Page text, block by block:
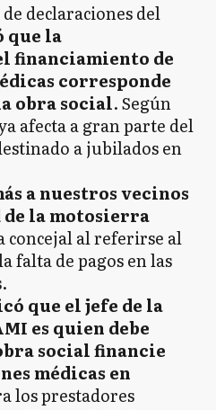
declaraciones del
que la
financiamiento de
corresponde
obra social. Según
afecta a gran parte del
a jubilados en
a nuestros vecinos
de la motosierra
concejal al referirse al
falta de pagos en las
que el jefe de la
es quien debe
social financie
médicas en
los prestadores